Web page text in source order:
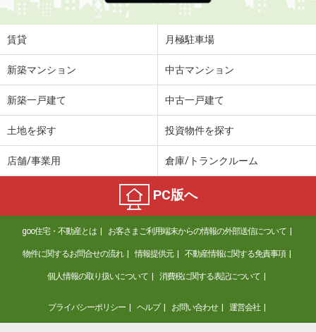
賃貸 月極駐車場
新築マンション 中古マンション
新築一戸建て 中古一戸建て
土地を探す 投資物件を探す
店舗/事業用 倉庫/トランクルーム
PC版へ
goo住宅・不動産とは お客さまご利用端末からの情報の外部送信について
物件に関するお問合せの流れ 情報提供元 不動産情報に関する免責事項
個人情報の取り扱いについて 消費税に関する表記について
プライバシーポリシー ヘルプ お問い合わせ 運営会社